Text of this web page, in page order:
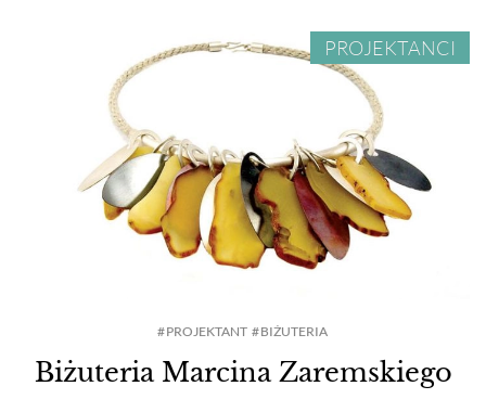
KOLEKCJE
ZAPROSZENIA
PROJEKTANCI
Biżuteria Marcina Zaremskiego
PROJEKTANT BIŻUTERIA